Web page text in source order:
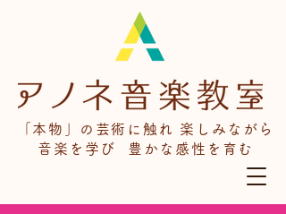
「本物」の芸術に触れ 楽しみながら
音楽を学び 豊かな感性を育む